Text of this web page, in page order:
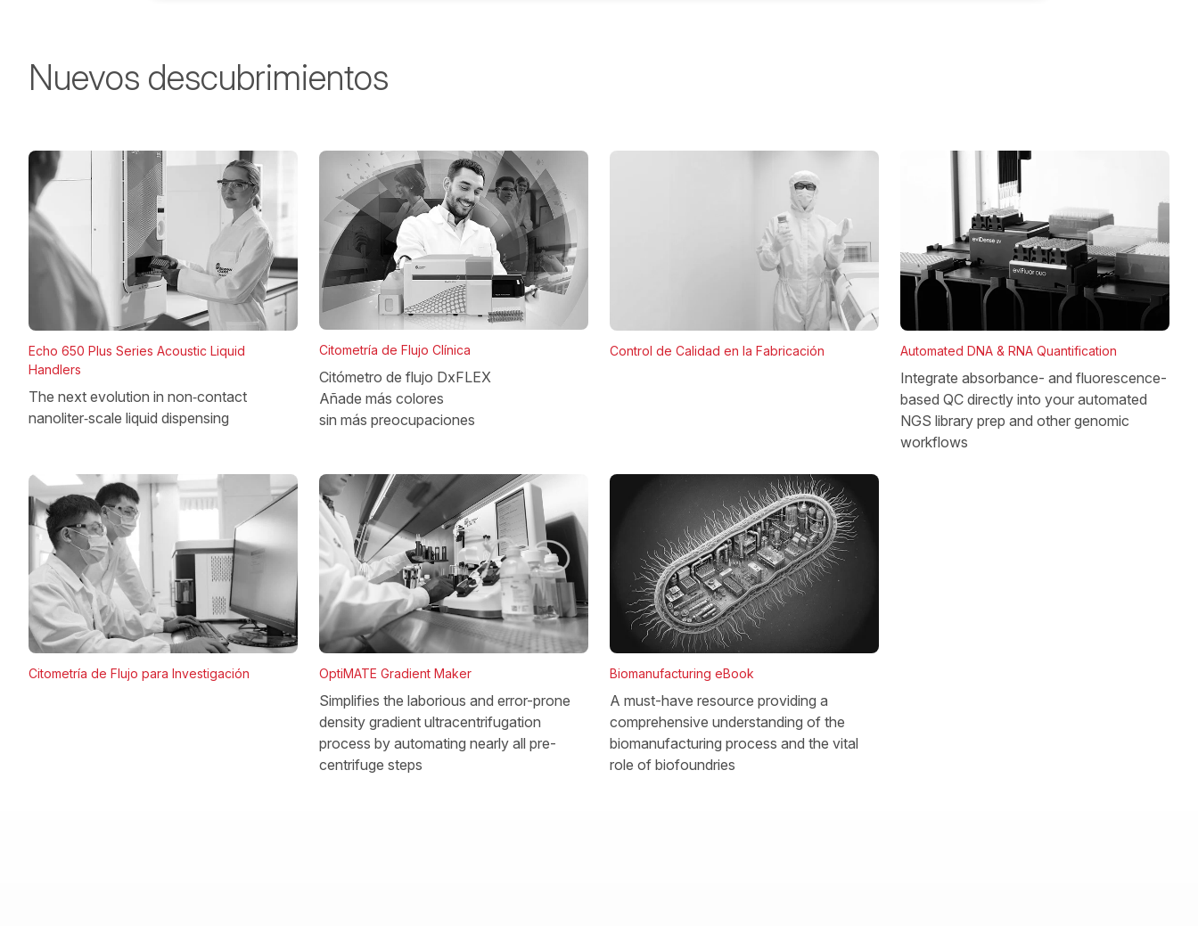
Nuevos descubrimientos
Echo 650 Plus Series Acoustic Liquid
Handlers
The next evolution in non‑contact
nanoliter‑scale liquid dispensing
Citometría de Flujo Clínica
Citómetro de flujo DxFLEX
Añade más colores
sin más preocupaciones
Control de Calidad en la Fabricación Automated DNA & RNA Quantification
Integrate absorbance- and fluorescence-
based QC directly into your automated
NGS library prep and other genomic
workflows
Citometría de Flujo para Investigación OptiMATE Gradient Maker
Simplifies the laborious and error-prone
density gradient ultracentrifugation
process by automating nearly all pre-
centrifuge steps
Biomanufacturing eBook
A must-have resource providing a
comprehensive understanding of the
biomanufacturing process and the vital
role of biofoundries